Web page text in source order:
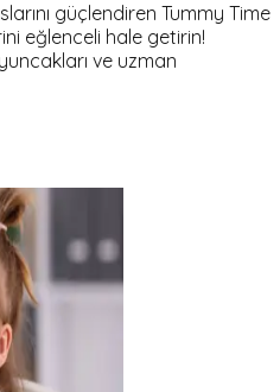
güçlendiren Tummy Time
eğlenceli hale getirin!
ve uzman